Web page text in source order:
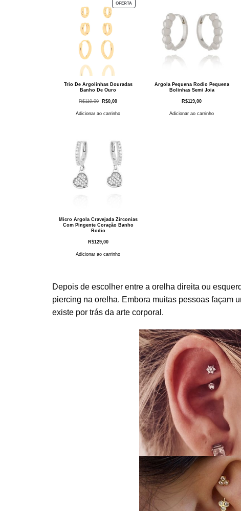
OFERTA
EM
Trio De Argolinhas Douradas
Banho De Ouro
R$119,00 O
preço
era:
R$0,00O
é:
Adicionar ao carrinho
Argola Pequena Rodio Pequena
Bolinhas Semi Joia
R$119,00
Adicionar ao carrinho
Micro Argola Cravejada Zirconias
Com Pingente Coração Banho
Rodio
R$129,00
Adicionar ao carrinho
Depois de escolher entre a orelha direita ou
piercing na orelha. Embora muitas pessoas façam
existe por trás da arte corporal.